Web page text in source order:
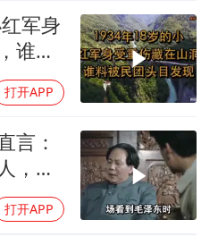
军身
谁料
打开APP
言：
，却
打开APP